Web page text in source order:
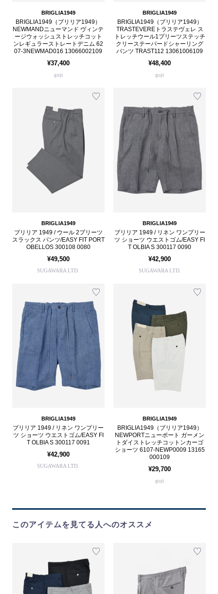
BRIGLIA1949
BRIGLIA1949（ブリリア1949）
NEWMANDニューマンド ヴィンテ
ージウォッシュストレッチコット
ンレギュラーストレートデニム 62
07-3NEWMAD016 13066002109
¥37,400
guji
BRIGLIA1949
BRIGLIA1949（ブリリア1949）
TRASTEVEREトラステヴェレ ス
トレッチウール1プリーツステッチ
クリーステーパードシャーリング
パンツ TRAST112 13061006109
¥48,400
guji
BRIGLIA1949
ブリリア 1949 / ウール 2プリーツ
スラックス パンツ/EASY FIT PORT
OBELLOS 300108 0080
¥49,500
SUGAWARA LTD.
BRIGLIA1949
ブリリア 1949 / リネン ワンプリー
ツ ショーツ ウエストゴム/EASY FI
T OLBIA S 300117 0090
¥42,900
SUGAWARA LTD.
BRIGLIA1949
ブリリア 1949 / リネン ワンプリー
ツ ショーツ ウエストゴム/EASY FI
T OLBIA S 300117 0091
¥42,900
SUGAWARA LTD.
BRIGLIA1949
BRIGLIA1949（ブリリア1949）
NEWPORTニューポート ガーメン
トダイストレッチコットンカーゴ
ショーツ 6107-NEWP0009 13165
000109
¥29,700
guji
このアイテムを見てる人へのオススメ